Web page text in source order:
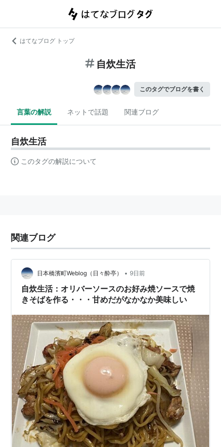
はてなブログ トップ
自炊生活
このタグでブログを書く
言葉の解説 ネットで話題 関連ブログ
自炊生活
このタグの解説について
関連ブログ
日本橋濱町Weblog（日々酔亭） • 9日前
自炊生活：オリバーソースのお好み焼ソースで焼
きそばを作る・・・甘めだがなかなか美味しい